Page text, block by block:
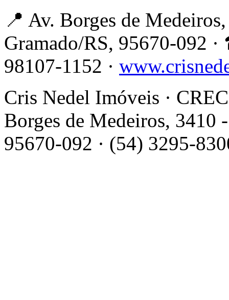
📍 Av. Borges de
Gramado/RS, 95670-092
98107-1152 ·
Cris Nedel Imóveis ·
Borges de Medeiros, 3410
95670-092 · (54) 3295-